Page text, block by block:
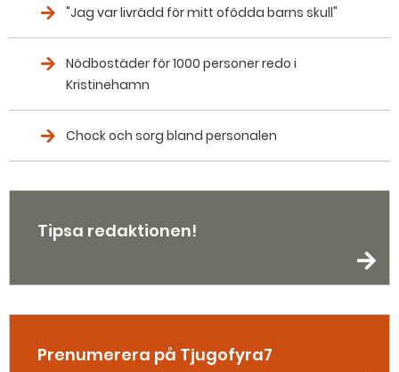
"Jag var livrädd för mitt ofödda barns skull"
Nödbostäder för 1000 personer redo i
Kristinehamn
Chock och sorg bland personalen
Tipsa redaktionen!
Prenumerera på Tjugofyra7